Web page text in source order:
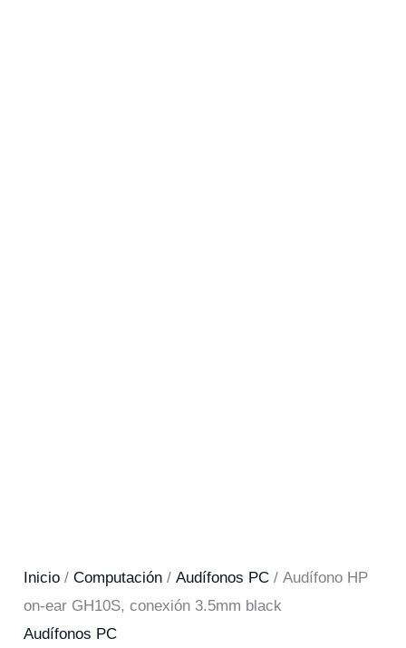
Inicio /Computación /Audífonos PC / Audífono HP
on-ear GH10S, conexión 3.5mm black
Audífonos PC